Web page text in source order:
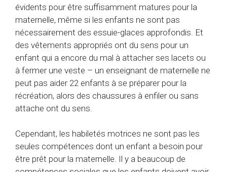
évidents pour être suffisamment matures pour la
maternelle, même si les enfants ne sont pas
nécessairement des essuie-glaces approfondis. Et
des vêtements appropriés ont du sens pour un
enfant qui a encore du mal à attacher ses lacets ou
à fermer une veste – un enseignant de maternelle ne
peut pas aider 22 enfants à se préparer pour la
récréation, alors des chaussures à enfiler ou sans
attache ont du sens.
Cependant, les habiletés motrices ne sont pas les
seules compétences dont un enfant a besoin pour
être prêt pour la maternelle. Il y a beaucoup de